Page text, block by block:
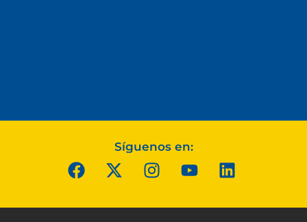
Síguenos en: